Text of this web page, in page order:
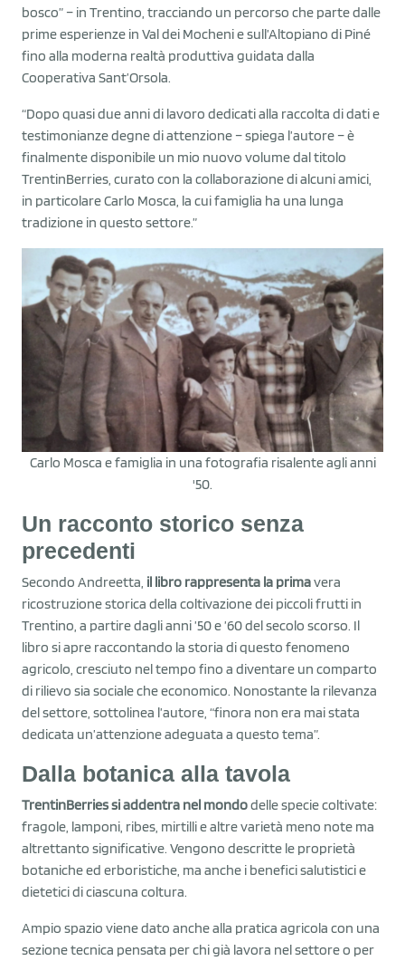
bosco” – in Trentino, tracciando un percorso che parte dalle
prime esperienze in Val dei Mocheni e sull’Altopiano di Piné
fino alla moderna realtà produttiva guidata dalla
Cooperativa Sant’Orsola.
“Dopo quasi due anni di lavoro dedicati alla raccolta di dati e
testimonianze degne di attenzione – spiega l’autore – è
finalmente disponibile un mio nuovo volume dal titolo
TrentinBerries, curato con la collaborazione di alcuni amici,
in particolare Carlo Mosca, la cui famiglia ha una lunga
tradizione in questo settore.”
Carlo Mosca e famiglia in una fotografia risalente agli anni
'50.
Un racconto storico senza
precedenti
Secondo Andreetta, il libro rappresenta la primavera
ricostruzione storica della coltivazione dei piccoli frutti in
Trentino, a partire dagli anni ’50 e ’60 del secolo scorso. Il
libro si apre raccontando la storia di questo fenomeno
agricolo, cresciuto nel tempo fino a diventare un comparto
di rilievo sia sociale che economico. Nonostante la rilevanza
del settore, sottolinea l’autore, “finora non era mai stata
dedicata un’attenzione adeguata a questo tema”.
Dalla botanica alla tavola
TrentinBerries si addentra nel mondodelle specie coltivate:
fragole, lamponi, ribes, mirtilli e altre varietà meno note ma
altrettanto significative. Vengono descritte le proprietà
botaniche ed erboristiche, ma anche i benefici salutistici e
dietetici di ciascuna coltura.
Ampio spazio viene dato anche alla pratica agricola con una
sezione tecnica pensata per chi già lavora nel settore o per